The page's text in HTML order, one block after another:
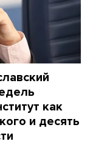
как
и десять